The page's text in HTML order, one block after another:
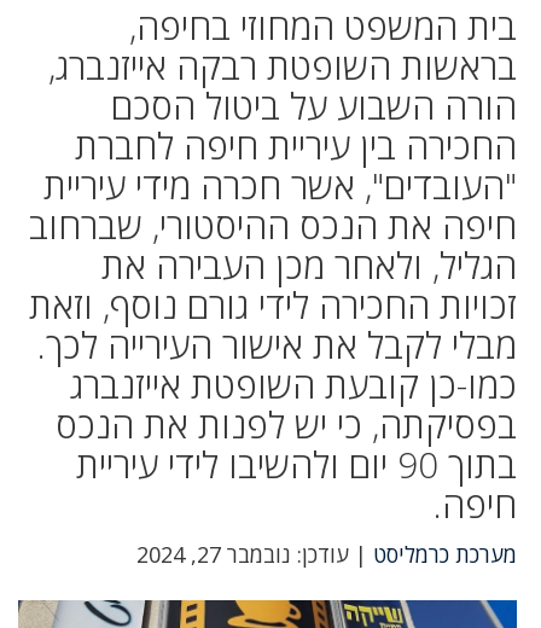
בית המשפט המחוזי בחיפה,
בראשות השופטת רבקה אייזנברג,
הורה השבוע על ביטול הסכם
החכירה בין עיריית חיפה לחברת
"העובדים", אשר חכרה מידי עיריית
חיפה את הנכס ההיסטורי, שברחוב
הגליל, ולאחר מכן העבירה את
זכויות החכירה לידי גורם נוסף, וזאת
מבלי לקבל את אישור העירייה לכך.
כמו-כן קובעת השופטת אייזנברג
בפסיקתה, כי יש לפנות את הנכס
בתוך 90 יום ולהשיבו לידי עיריית
חיפה.
מערכת כרמליסט | עודכן: נובמבר 27, 2024